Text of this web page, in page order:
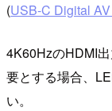
(USB-C Digital
4K60HzのHDMI
要とする場合、
い。